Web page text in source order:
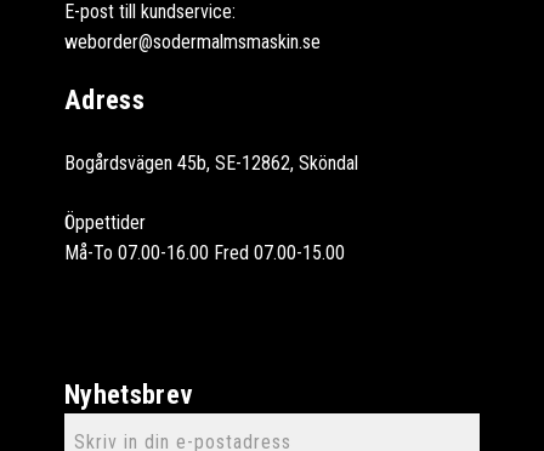
E-post till kundservice:
weborder@sodermalmsmaskin.se
Adress
Bogårdsvägen 45b, SE-12862, Sköndal
Öppettider
Må-To 07.00-16.00 Fred 07.00-15.00
Nyhetsbrev